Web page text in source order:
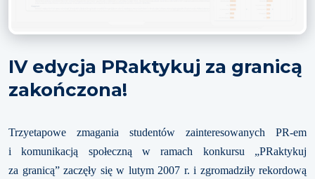
IV edycja PRaktykuj za granicą
zakończona!
Trzyetapowe zmagania studentów zainteresowanych PR-em
i komunikacją społeczną w ramach konkursu „PRaktykuj
za granicą” zaczęły się w lutym 2007 r. i zgromadziły rekordową